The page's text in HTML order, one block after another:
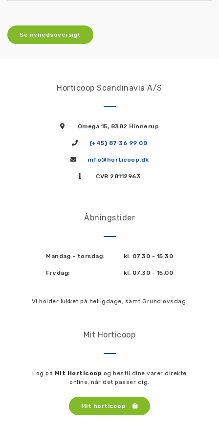
Se nyhedsoversigt
Horticoop Scandinavia A/S
Omega 15, 8382 Hinnerup
(+45) 87 36 99 00
info@horticoop.dk
CVR 28112963
Åbningstider
Mandag - torsdag: kl. 07.30 - 15.30
Fredag: kl. 07.30 - 15.00
Vi holder lukket på helligdage, samt Grundlovsdag.
Mit Horticoop
Log på Mit Horticoop og bestil dine varer direkte
online, når det passer dig.
Mit horticoop